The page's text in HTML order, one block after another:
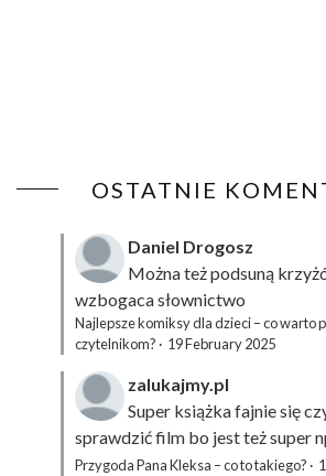
OSTATNIE
Daniel Drogosz
Można też podsuną
wzbogaca słownictwo
Najlepsze komiksy dla dzieci – co warto
czytelnikom? · 19 February 2025
zalukajmy.pl
Super książka fajnie się
sprawdzić film bo jest też super
Przygoda Pana Kleksa – co to takiego? ·